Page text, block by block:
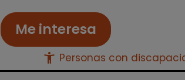
Me interesa
accessibility_new Personas con